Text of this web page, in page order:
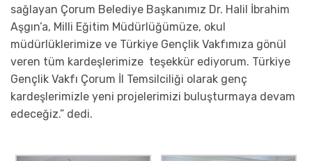
sağlayan Çorum Belediye Başkanımız Dr. Halil İbrahim
Aşgın’a, Milli Eğitim Müdürlüğümüze, okul
müdürlüklerimize ve Türkiye Gençlik Vakfımıza gönül
veren tüm kardeşlerimize teşekkür ediyorum. Türkiye
Gençlik Vakfı Çorum İl Temsilciliği olarak genç
kardeşlerimizle yeni projelerimizi buluşturmaya devam
edeceğiz.” dedi.